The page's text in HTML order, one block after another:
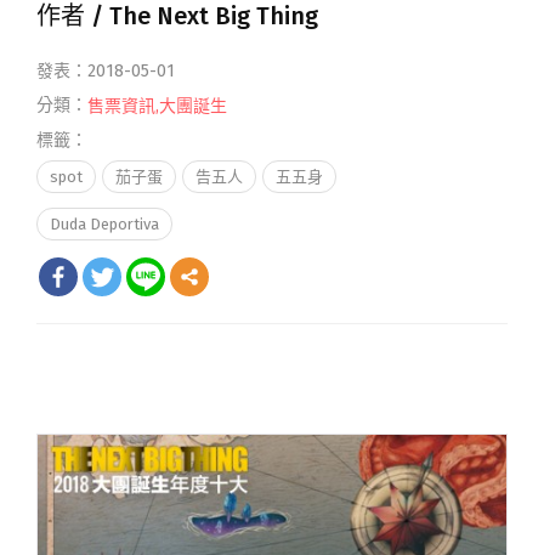
作者 / The Next Big Thing
發表：2018-05-01
分類： 售票資訊,大團誕生
標籤：
spot 茄子蛋 告五人 五五身
Duda Deportiva